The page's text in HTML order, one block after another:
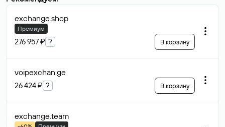
exchange.shop
Премиум
276 957 ₽ ? В корзину
voipexchan.ge
26 424 ₽ ? В корзину
exchange.team